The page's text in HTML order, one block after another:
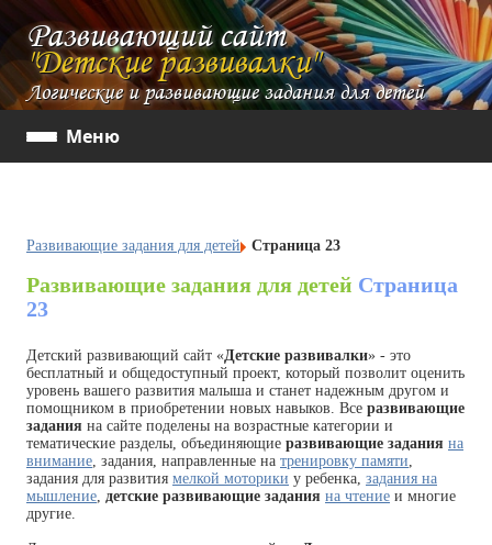
Развивающий сайт
"Детские развивалки"
Логические и развивающие задания для детей
Меню
Развивающие задания для детей Страница 23
Развивающие задания для детей Страница
23
Детский развивающий сайт «Детские развивалки» - это
бесплатный и общедоступный проект, который позволит оценить
уровень вашего развития малыша и станет надежным другом и
помощником в приобретении новых навыков. Все развивающие
задания на сайте поделены на возрастные категории и
тематические разделы, объединяющие развивающие задания на
внимание, задания, направленные на тренировку памяти,
задания для развития мелкой моторики у ребенка, задания на
мышление, детские развивающие задания на чтение и многие
другие.